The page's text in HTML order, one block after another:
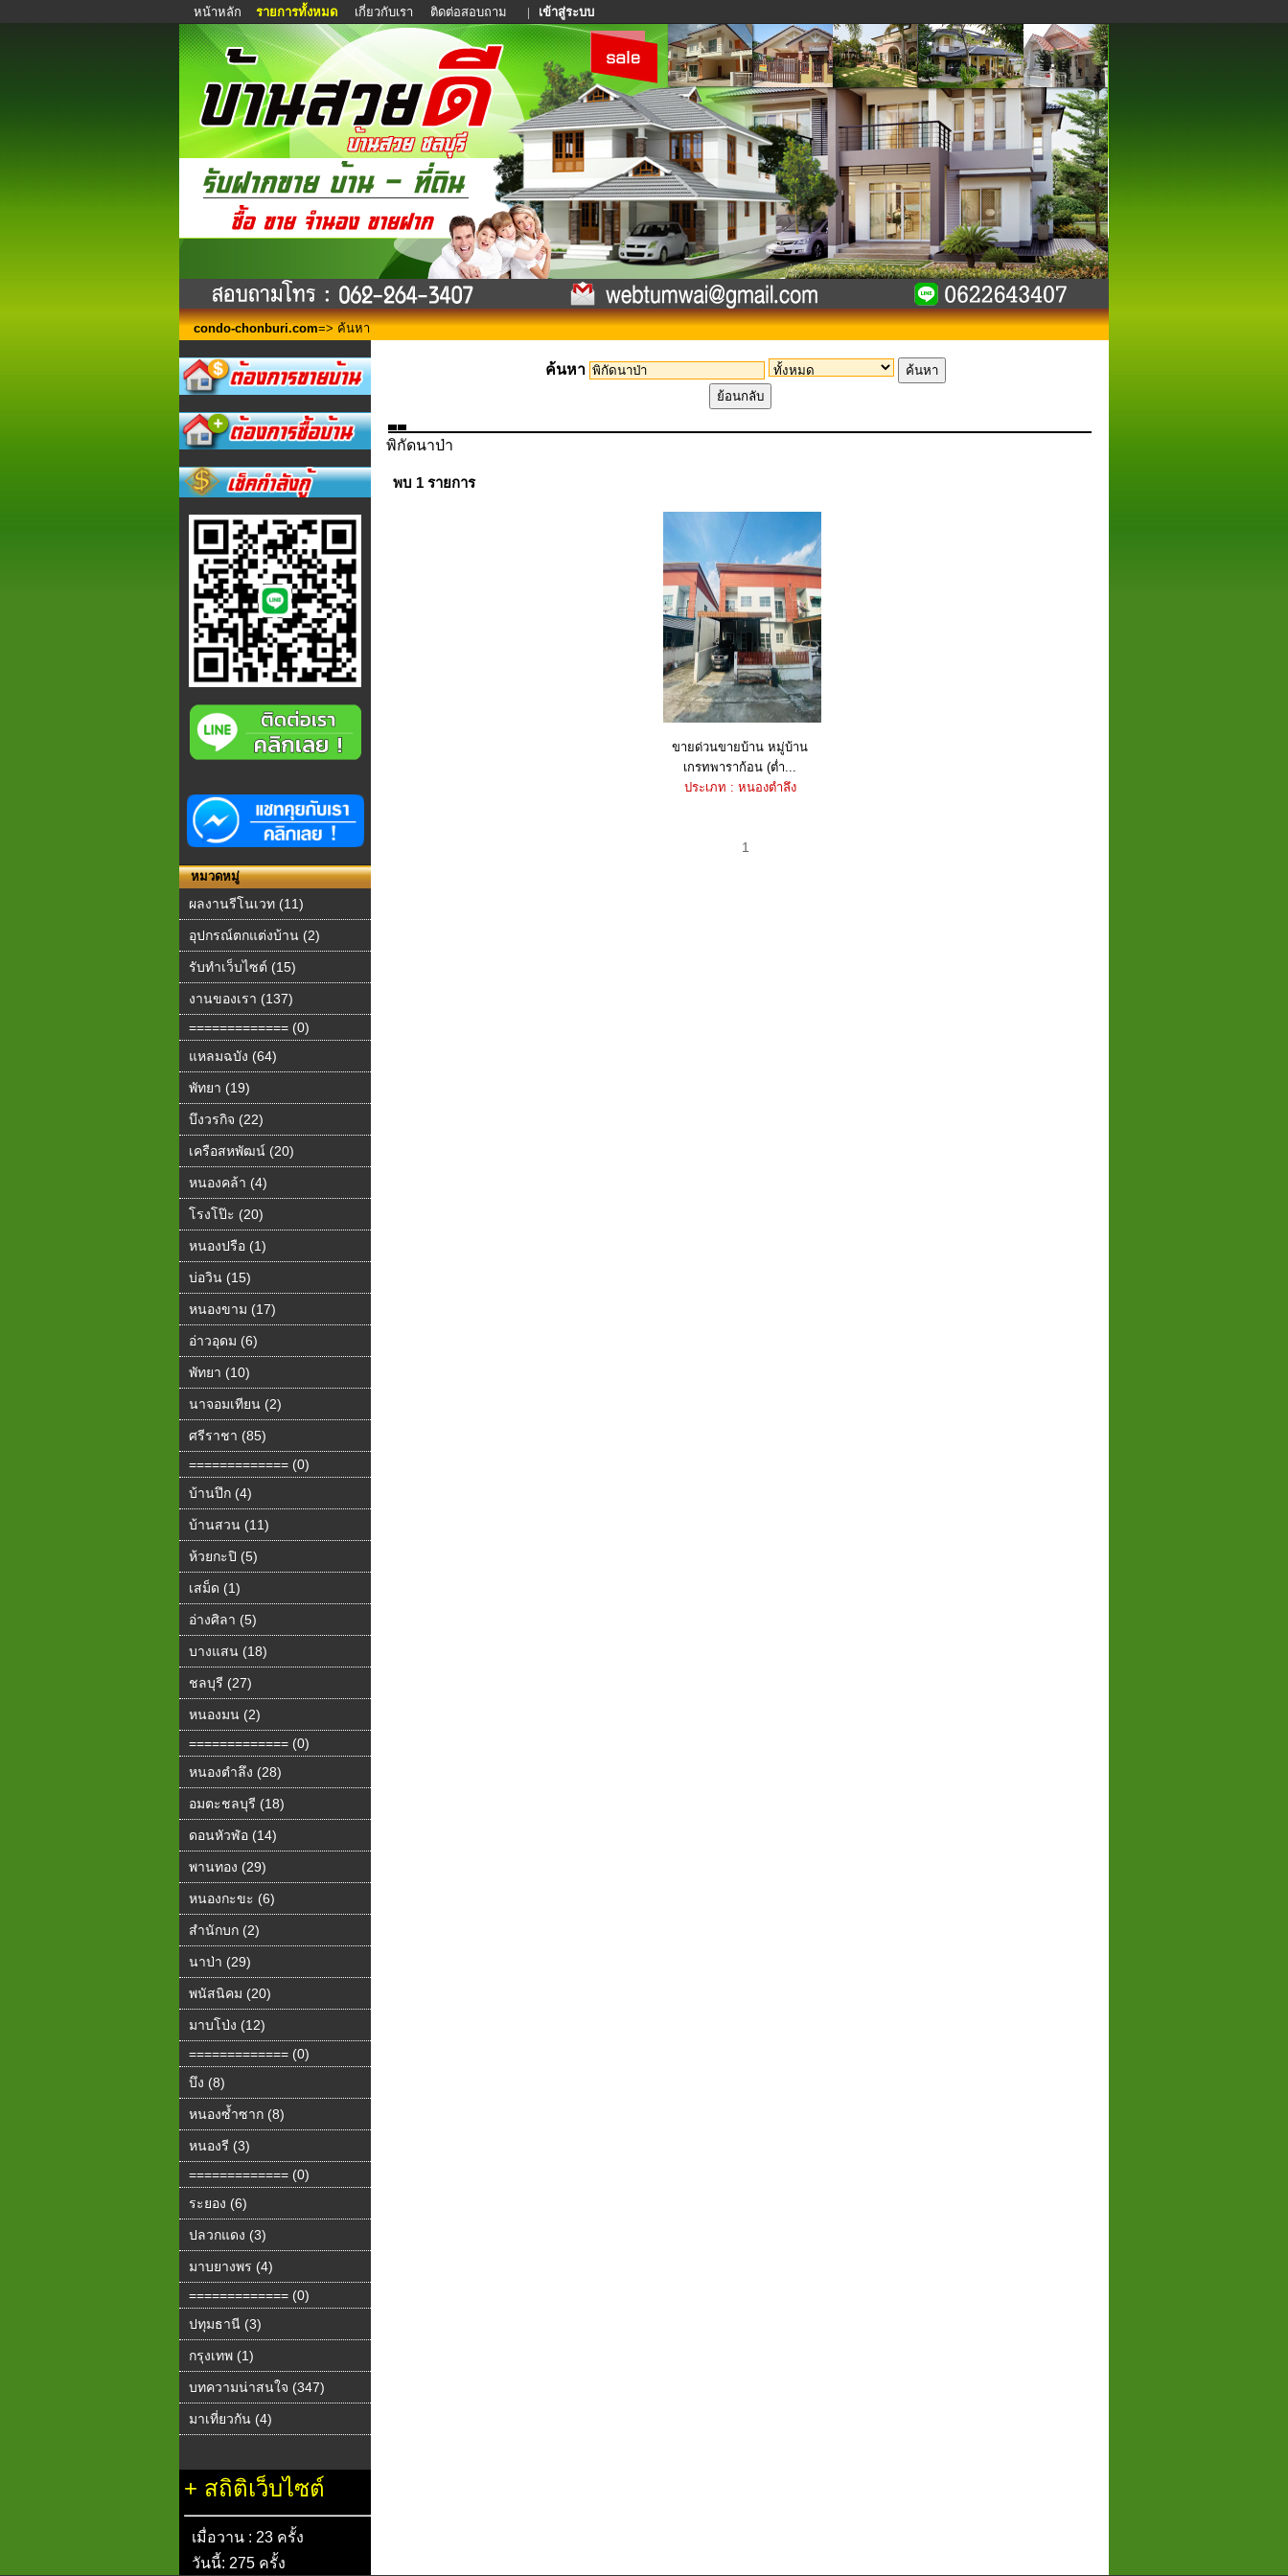
หน้าหลัก รายการทั้งหมด เกี่ยวกับเรา ติดต่อสอบถาม | เข้าสู่ระบบ
condo-chonburi.com=> ค้นหา
หมวดหมู่
ผลงานรีโนเวท (11)
อุปกรณ์ตกแต่งบ้าน (2)
รับทำเว็บไซต์ (15)
งานของเรา (137)
============= (0)
แหลมฉบัง (64)
พัทยา (19)
บึงวรกิจ (22)
เครือสหพัฒน์ (20)
หนองคล้า (4)
โรงโป๊ะ (20)
หนองปรือ (1)
บ่อวิน (15)
หนองขาม (17)
อ่าวอุดม (6)
พัทยา (10)
นาจอมเทียน (2)
ศรีราชา (85)
============= (0)
บ้านปึก (4)
บ้านสวน (11)
ห้วยกะปิ (5)
เสม็ด (1)
อ่างศิลา (5)
บางแสน (18)
ชลบุรี (27)
หนองมน (2)
============= (0)
หนองตำลึง (28)
อมตะชลบุรี (18)
ดอนหัวฬ่อ (14)
พานทอง (29)
หนองกะขะ (6)
สำนักบก (2)
นาป่า (29)
พนัสนิคม (20)
มาบโป่ง (12)
============= (0)
บึง (8)
หนองซ้ำซาก (8)
หนองรี (3)
============= (0)
ระยอง (6)
ปลวกแดง (3)
มาบยางพร (4)
============= (0)
ปทุมธานี (3)
กรุงเทพ (1)
บทความน่าสนใจ (347)
มาเที่ยวกัน (4)
+ สถิติเว็บไซต์
เมื่อวาน : 23 ครั้ง
วันนี้: 275 ครั้ง
ค้นหา
พิกัดนาป่า
พบ 1 รายการ
ขายด่วนขายบ้าน หมู่บ้าน
เกรทพาราก้อน (ต่ำ...
ประเภท : หนองตำลึง
1